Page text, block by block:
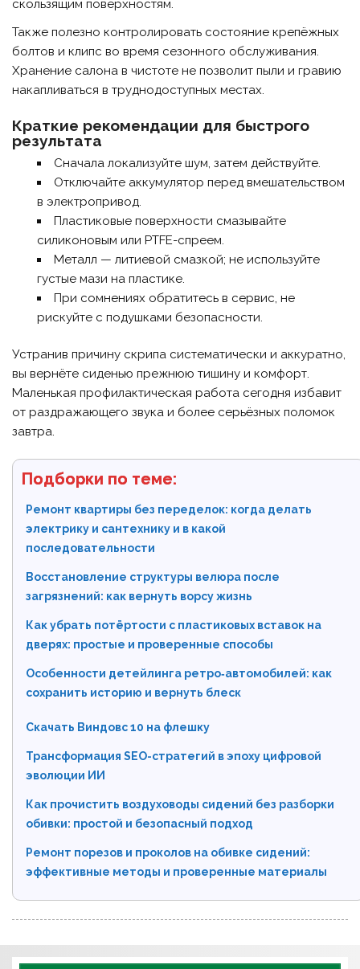
скользящим поверхностям.
Также полезно контролировать состояние крепёжных
болтов и клипс во время сезонного обслуживания.
Хранение салона в чистоте не позволит пыли и гравию
накапливаться в труднодоступных местах.
Краткие рекомендации для быстрого
результата
Сначала локализуйте шум, затем действуйте.
Отключайте аккумулятор перед вмешательством
в электропривод.
Пластиковые поверхности смазывайте
силиконовым или PTFE-спреем.
Металл — литиевой смазкой; не используйте
густые мази на пластике.
При сомнениях обратитесь в сервис, не
рискуйте с подушками безопасности.
Устранив причину скрипа систематически и аккуратно,
вы вернёте сиденью прежнюю тишину и комфорт.
Маленькая профилактическая работа сегодня избавит
от раздражающего звука и более серьёзных поломок
завтра.
Подборки по теме:
Ремонт квартиры без переделок: когда делать
электрику и сантехнику и в какой
последовательности
Восстановление структуры велюра после
загрязнений: как вернуть ворсу жизнь
Как убрать потёртости с пластиковых вставок на
дверях: простые и проверенные способы
Особенности детейлинга ретро‑автомобилей: как
сохранить историю и вернуть блеск
Скачать Виндовс 10 на флешку
Трансформация SEO-стратегий в эпоху цифровой
эволюции ИИ
Как прочистить воздуховоды сидений без разборки
обивки: простой и безопасный подход
Ремонт порезов и проколов на обивке сидений:
эффективные методы и проверенные материалы